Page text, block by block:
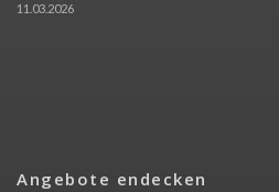
11.03.2026
Angebote endecken